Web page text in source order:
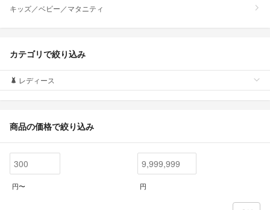
キッズ／ベビー／マタニティ
カテゴリで絞り込み
レディース
商品の価格で絞り込み
円〜 円